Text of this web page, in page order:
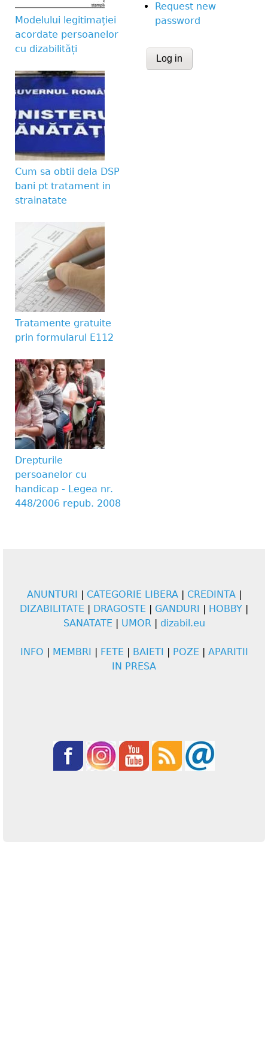
Modelului legitimației
acordate persoanelor
cu dizabilități
Cum sa obtii dela DSP
bani pt tratament in
strainatate
Tratamente gratuite
prin formularul E112
Drepturile
persoanelor cu
handicap - Legea nr.
448/2006 repub. 2008
Request new
password
CAPTCHA
ANUNTURI CATEGORIE LIBERA| CREDINTA|
DIZABILITATE
DRAGOSTE GANDURI HOBBY
SANATATE
UMOR| dizabil.eu
INFO MEMBRI FETE BAIETI POZE
APARITII
IN PRESA